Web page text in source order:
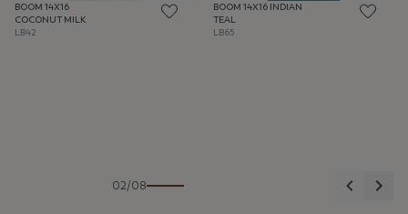
BOOM 14X16
COCONUT MILK
LB42
BOOM 14X16 INDIAN
TEAL
LB65
02/08 Anterior